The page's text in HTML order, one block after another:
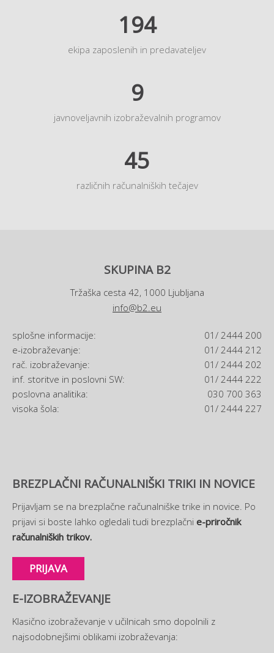
194
ekipa zaposlenih in predavateljev
9
javnoveljavnih izobraževalnih programov
45
različnih računalniških tečajev
SKUPINA B2
Tržaška cesta 42, 1000 Ljubljana
info@b2.eu
splošne informacije:
01/ 2444 200
e-izobraževanje:
01/ 2444 212
rač. izobraževanje:
01/ 2444 202
inf. storitve in poslovni SW:
01/ 2444 222
poslovna analitika:
030 700 363
visoka šola:
01/ 2444 227
BREZPLAČNI RAČUNALNIŠKI TRIKI IN NOVICE
Prijavljam se na brezplačne računalniške trike in novice. Po
prijavi si boste lahko ogledali tudi brezplačni e-priročnik
računalniških trikov.
PRIJAVA
E-IZOBRAŽEVANJE
Klasično izobraževanje v učilnicah smo dopolnili z
najsodobnejšimi oblikami izobraževanja: